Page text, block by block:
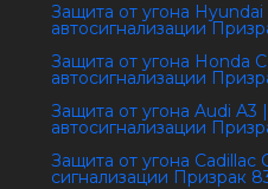
Защита от угона
автосигнализации
Защита от угона Honda
автосигнализации
Защита от угона Audi A3
автосигнализации
Защита от угона Cadillac
сигнализации Призрак